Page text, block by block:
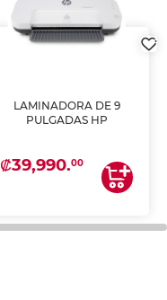
LAMINADORA DE 9
PULGADAS HP
₡39,990.00